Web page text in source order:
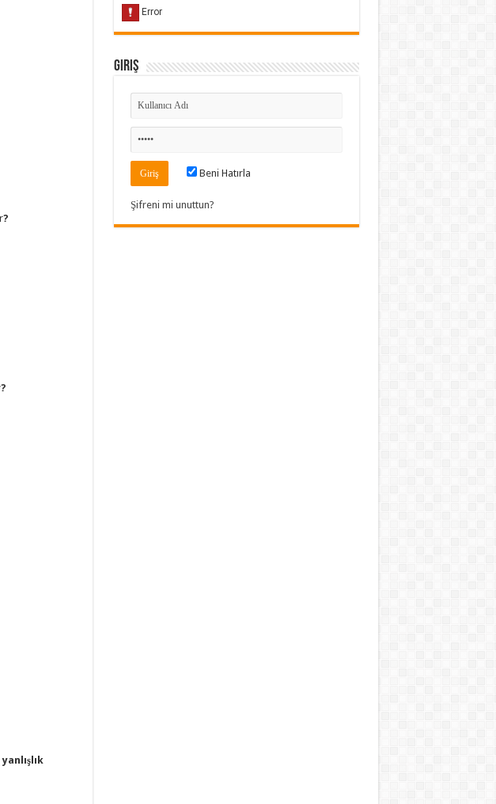
?
Giriş
Beni Hatırla
Şifreni mi unuttun?